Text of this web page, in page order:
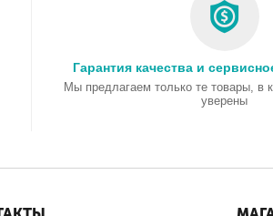
Гарантия качества и
Мы предлагаем только те товары, в
уверены